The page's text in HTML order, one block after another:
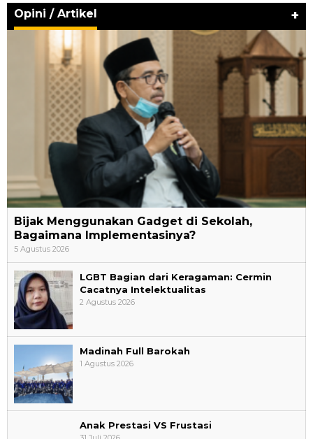
Opini / Artikel +
Bijak Menggunakan Gadget di Sekolah,
Bagaimana Implementasinya?
5 Agustus 2026
LGBT Bagian dari Keragaman: Cermin
Cacatnya Intelektualitas
2 Agustus 2026
Madinah Full Barokah
1 Agustus 2026
Anak Prestasi VS Frustasi